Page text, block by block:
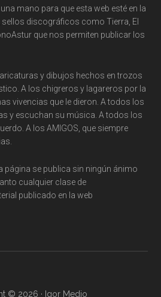
mano para que esta web esté en la
discográficos como Tierra, El
que nos permiten publicar los
y dibujos hechos en trozos
A los chigreros y lagareros por la
vivencias que le dieron. A todos los
y escuchan su música. A todos los
A los AMIGOS, que siempre
página se publica sin ningún ánimo
cualquier clase de
publicado en la web
© 2026 · Igor Medio